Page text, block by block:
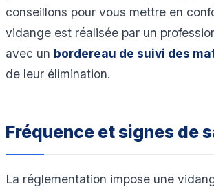
conseillons pour vous mettre en
vidange est réalisée par un
avec un bordereau de suivi des
de leur élimination.
Fréquence et signes de
La réglementation impose une